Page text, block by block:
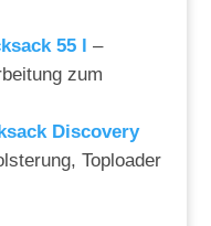
55 l –
zum
Discovery
Toploader